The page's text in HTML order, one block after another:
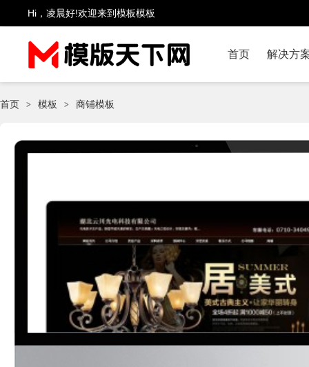
Hi，凌晨好!欢迎来到模板模板
首页 解决方
首页 > 模板 > 商铺模板